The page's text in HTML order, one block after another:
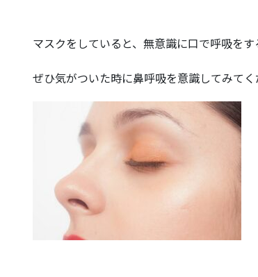
マスクをしていると、無意識に口で呼吸をす
ぜひ気がついた時に鼻呼吸を意識してみてく